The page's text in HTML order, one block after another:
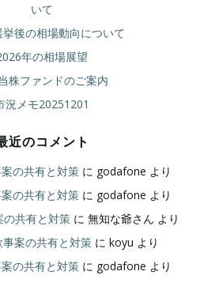
いて
後の相場動向について
年の相場展望
株ファンドのご案内
況メモ20251201
近のコメント
の共有と対策に godafone より
の共有と対策に godafone より
の共有と対策 に 無知な爺さん より
案の共有と対策に koyu より
の共有と対策に godafone より